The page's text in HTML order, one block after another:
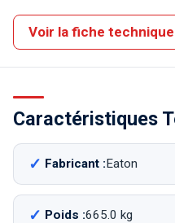
Voir la fiche technique
Caractéristiques
Fabricant : Eaton
Poids :665.0 kg